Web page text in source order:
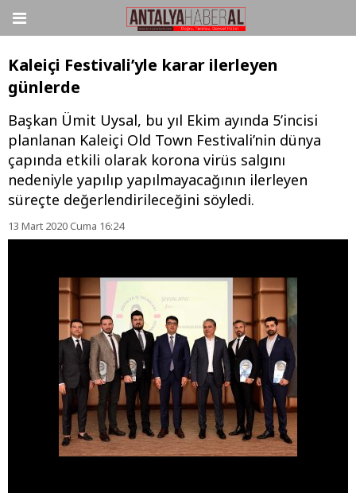
Kaleiçi Festivali’yle karar ilerleyen
günlerde
Başkan Ümit Uysal, bu yıl Ekim ayında 5’incisi
planlanan Kaleiçi Old Town Festivali’nin dünya
çapında etkili olarak korona virüs salgını
nedeniyle yapılıp yapılmayacağının ilerleyen
süreçte değerlendirileceğini söyledi.
13 Mart 2020 Cuma 16:24